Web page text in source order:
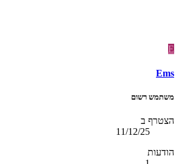
E
Ems
משתמש רשום
הצטרף ב
11/12/25
הודעות